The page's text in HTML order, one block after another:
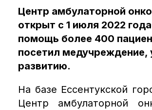
Центр амбулаторной
открыт с 1 июля 2022
помощь более 400
посетил медучреждение,
развитию.
На базе Ессентукской
Центр амбулаторной